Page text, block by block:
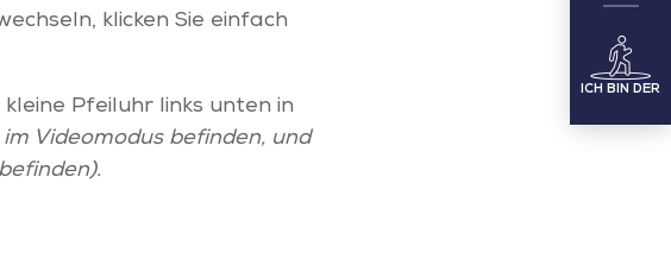
ICH BIN DER
klicken Sie einfach
Pfeiluhr links unten in
Videomodus befinden, und